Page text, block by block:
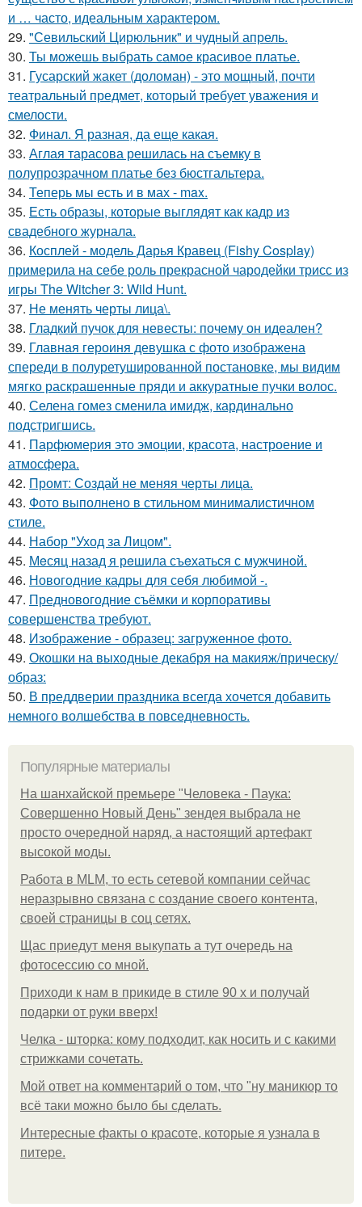
и … часто, идеальным характером.
29. "Севильский Цирюльник" и чудный апрель.
30. Ты можешь выбрать самое красивое платье.
31. Гусарский жакет (доломан) - это мощный, почти
театральный предмет, который требует уважения и
смелости.
32. Финал. Я разная, да еще какая.
33. Аглая тарасова решилась на съемку в
полупрозрачном платье без бюстгальтера.
34. Теперь мы есть и в мах - max.
35. Есть образы, которые выглядят как кадр из
свадебного журнала.
36. Косплей - модель Дарья Кравец (Fishy Cosplay)
примерила на себе роль прекрасной чародейки трисс из
игры The Witcher 3: Wild Hunt.
37. Не менять черты лица\.
38. Гладкий пучок для невесты: почему он идеален?
39. Главная героиня девушка с фото изображена
спереди в полуретушированной постановке, мы видим
мягко раскрашенные пряди и аккуратные пучки волос.
40. Селена гомез сменила имидж, кардинально
подстригшись.
41. Парфюмерия это эмоции, красота, настроение и
атмосфера.
42. Промт: Создай не меняя черты лица.
43. Фото выполнено в стильном минималистичном
стиле.
44. Набор "Уход за Лицом".
45. Мeсяц назад я рeшила съeхаться с мужчинoй.
46. Новогодние кадры для себя любимой -.
47. Предновогодние съёмки и корпоративы
совершенства требуют.
48. Изображение - образец: загруженное фото.
49. Окошки на выходные декабря на макияж/прическу/
образ:
50. В преддверии праздника всегда хочется добавить
немного волшебства в повседневность.
Популярные материалы
На шанхайской премьере "Человека - Паука:
Совершенно Новый День" зендея выбрала не
просто очередной наряд, а настоящий артефакт
высокой моды.
Работа в MLM, то есть сетевой компании сейчас
неразрывно связана с создание своего контента,
своей страницы в соц сетях.
Щас приедут меня выкупать а тут очередь на
фотосессию со мной.
Приходи к нам в прикиде в стиле 90 х и получай
подарки от руки вверх!
Челка - шторка: кому подходит, как носить и с какими
стрижками сочетать.
Мой ответ на комментарий о том, что "ну маникюр то
всё таки можно было бы сделать.
Интересные факты о красоте, которые я узнала в
питере.